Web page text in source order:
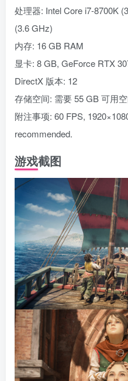
处理器: Intel Core i7-8700K
(3.6 GHz)
内存: 16 GB RAM
显卡: 8 GB, GeForce RTX
DirectX 版本: 12
存储空间: 需要 55 GB 可用
附注事项: 60 FPS,
recommended.
游戏截图